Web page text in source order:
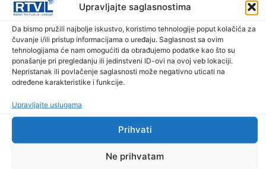
Upravljajte saglasnostima
Da bismo pružili najbolje iskustvo, koristimo tehnologije poput kolačića za
čuvanje i/ili pristup informacijama o uređaju. Saglasnost sa ovim
tehnologijama će nam omogućiti da obrađujemo podatke kao što su
ponašanje pri pregledanju ili jedinstveni ID-ovi na ovoj veb lokaciji.
Nepristanak ili povlačenje saglasnosti može negativno uticati na
određene karakteristike i funkcije.
Upravljajte uslugama
Prihvati
Ne prihvatam
– zaključio je profesor Pajić.
Događaj je okupio predstavnike institucija,
stručnjake i predstavnike civilnog društva, s ciljem
informiranja javnosti o novim zakonskim okvirima,
kao i otvaranja prostora za dijalog i razmjenu
iskustava u borbi protiv nasilja.
Izvor: Fena/federalna.ba